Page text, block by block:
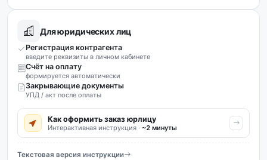
Для юридических лиц
Регистрация контрагента
введите реквизиты в личном кабинете
Счёт на оплату
формируется автоматически
Закрывающие документы
УПД / акт после оплаты
Как оформить заказ юрлицу
Интерактивная инструкция · ~2 минуты
Текстовая версия инструкции